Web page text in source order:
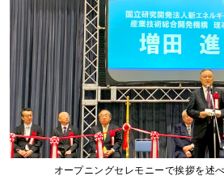
オープニングセレモニーで挨拶を述